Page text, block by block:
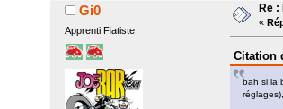
Gi0
Apprenti Fiatiste
Re
«
Citation
bah si la